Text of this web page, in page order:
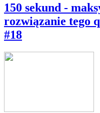
150 sekund -
rozwiązanie tego
#18